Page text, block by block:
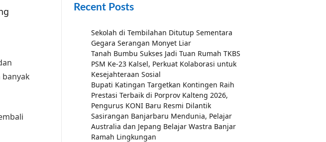
banyak
Recent Posts
Sekolah di Tembilahan Ditutup Sementara
Gegara Serangan Monyet Liar
Tanah Bumbu Sukses Jadi Tuan Rumah TKBS
PSM Ke-23 Kalsel, Perkuat Kolaborasi untuk
Kesejahteraan Sosial
Bupati Katingan Targetkan Kontingen Raih
Prestasi Terbaik di Porprov Kalteng 2026,
Pengurus KONI Baru Resmi Dilantik
Sasirangan Banjarbaru Mendunia, Pelajar
Australia dan Jepang Belajar Wastra Banjar
Ramah Lingkungan